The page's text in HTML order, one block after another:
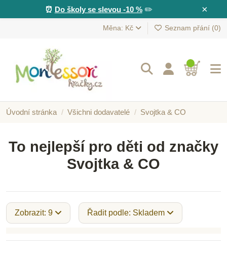
×
⏰ Do školy se slevou -10 %✏️
Měna: Kč Seznam přání (0)
Úvodní stránka Všichni dodavatelé Svojtka & CO
To nejlepší pro děti od značky
Svojtka & CO
Zobrazit: 9 Řadit podle: Skladem